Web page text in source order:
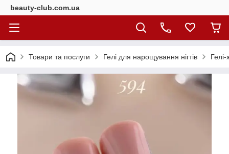
beauty-club.com.ua
Товари та послуги Гелі для нарощування нігтів